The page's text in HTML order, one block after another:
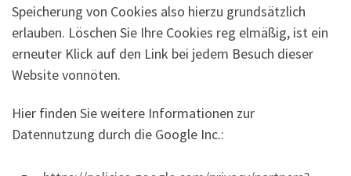
Speicherung von Cookies also hierzu grundsätzlich
erlauben. Löschen Sie Ihre Cookies reg elmäßig, ist ein
erneuter Klick auf den Link bei jedem Besuch dieser
Website vonnöten.
Hier finden Sie weitere Informationen zur
Datennutzung durch die Google Inc.: